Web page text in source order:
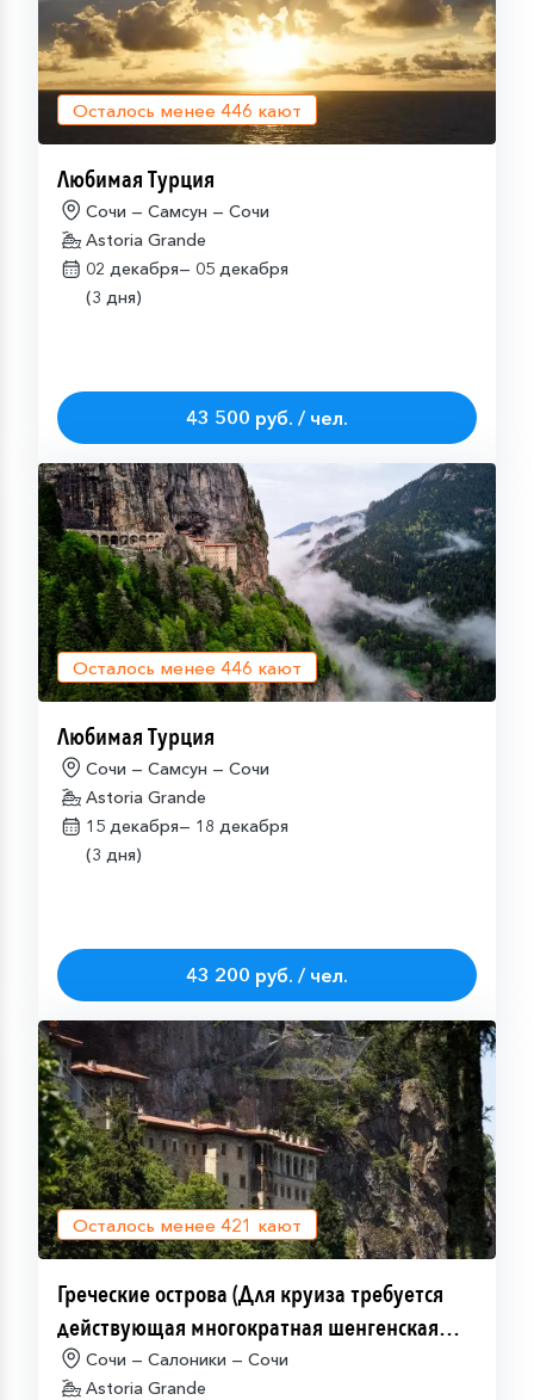
Осталось менее 446 кают
Любимая Турция
Сочи — Самсун — Сочи
Astoria Grande
02 декабря— 05 декабря
(3 дня)
43 500 руб. / чел.
Осталось менее 446 кают
Любимая Турция
Сочи — Самсун — Сочи
Astoria Grande
15 декабря— 18 декабря
(3 дня)
43 200 руб. / чел.
Осталось менее 421 кают
Греческие острова (Для круиза требуется
действующая многократная шенгенская
виза)Сочи — Салоники — Сочи
Astoria Grande